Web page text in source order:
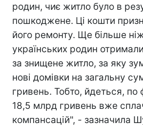
родин, чиє житло було в
пошкоджене. Ці кошти
його ремонту. Ще більше
українських родин
за знищене житло, за яку
нові домівки на загальну
гривень. Тобто, йдеться, по
18,5 млрд гривень вже
компансацій", - зазначила